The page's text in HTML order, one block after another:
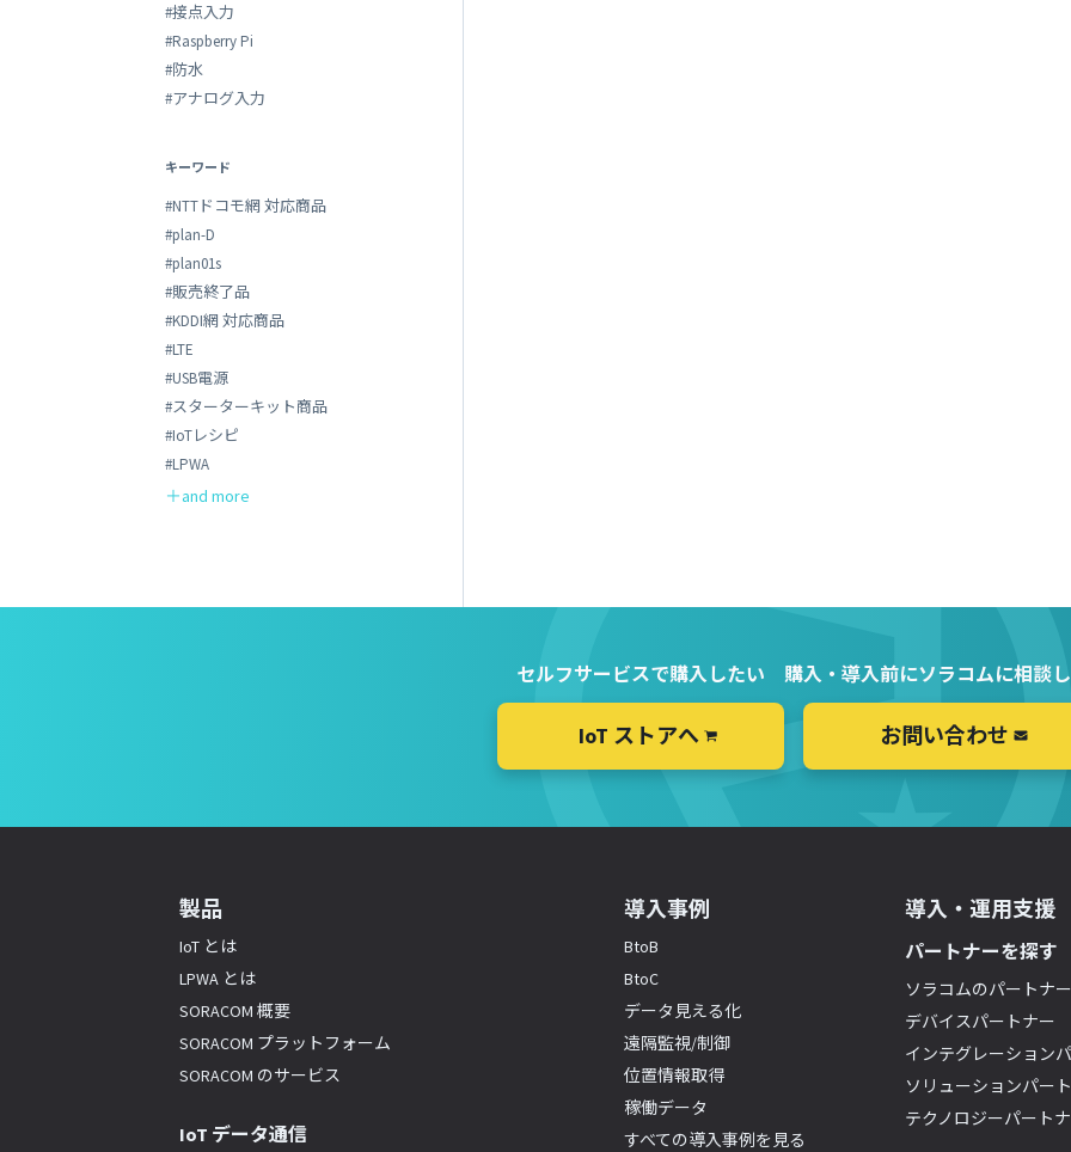
#接点入力
#Raspberry Pi
#防水
#アナログ入力
キーワード
#NTTドコモ網 対応商品
#plan-D
#plan01s
#販売終了品
#KDDI網 対応商品
#LTE
#USB電源
#スターターキット商品
#IoTレシピ
#LPWA
セルフサービスで購入したい
IoT ストアへ
購入・導入前にソラコムに相談
お問い合わせ
製品
IoT とは
LPWA とは
SORACOM 概要
SORACOM プラットフォーム
SORACOM のサービス
IoT データ通信
導入事例
BtoB
BtoC
データ見える化
遠隔監視/制御
位置情報取得
稼働データ
すべての導入事例を見る
導入・運用支援
パートナーを探す
ソラコムのパートナ
デバイスパートナー
インテグレーション
ソリューションパー
テクノロジーパート